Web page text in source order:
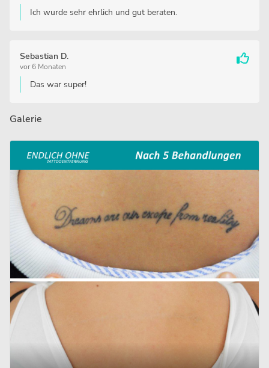
Ich wurde sehr ehrlich und gut beraten.
Sebastian D.
vor 6 Monaten
Das war super!
Galerie